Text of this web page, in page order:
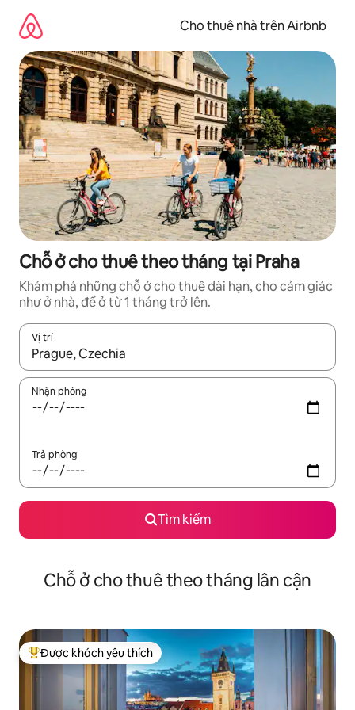
dung
Cho thuê nhà trên Airbnb
Chỗ ở cho thuê theo tháng tại Praha
Khám phá những chỗ ở cho thuê dài hạn, cho cảm giác
như ở nhà, để ở từ 1 tháng trở lên.
Vị trí
Khi có kết quả, hãy điều hướng bằng phím mũi tên lên và
Nhận phòng
Trả phòng
Tìm kiếm
Chỗ ở cho thuê theo tháng lân cận
Được khách yêu thích nhất
Được khách yêu thích